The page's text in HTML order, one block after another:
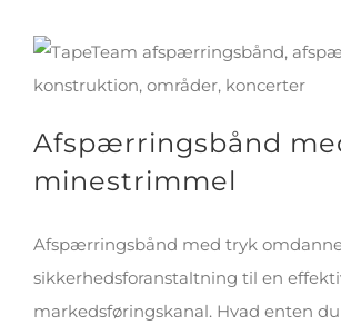
Afspærringsbånd
minestrimmel
Afspærringsbånd med tryk
sikkerhedsforanstaltning til en
markedsføringskanal. Hvad enten